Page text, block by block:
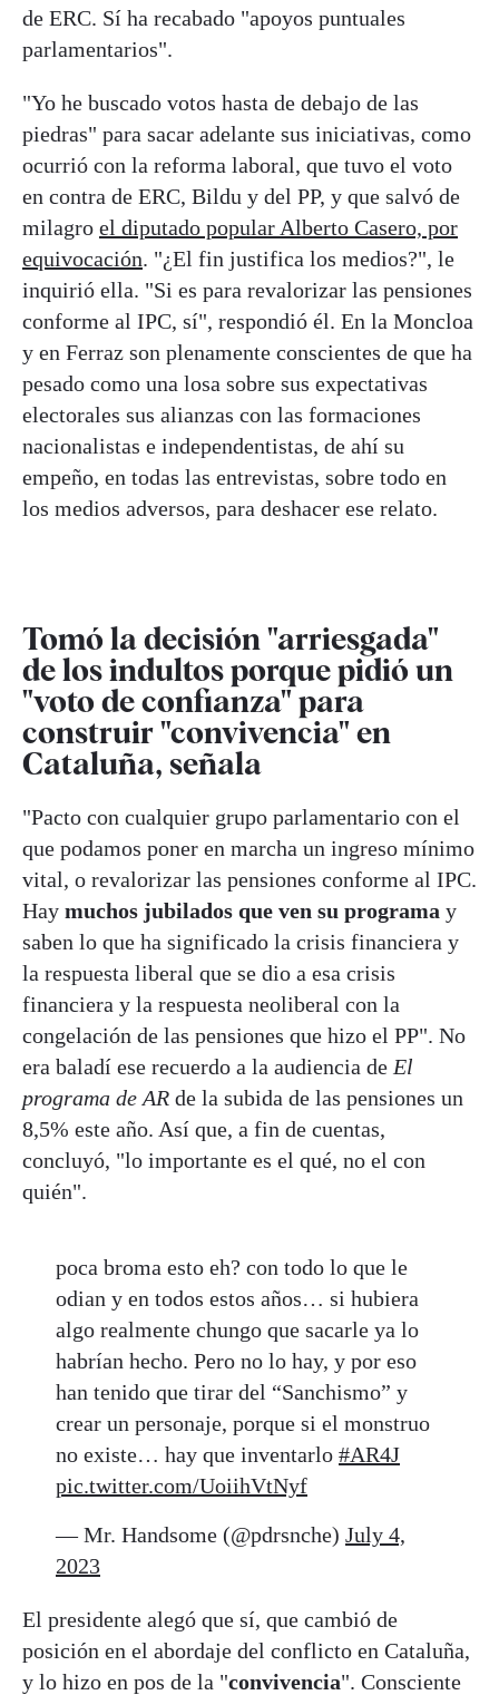
de ERC. Sí ha recabado "apoyos puntuales
parlamentarios".
"Yo he buscado votos hasta de debajo de las
piedras" para sacar adelante sus iniciativas, como
ocurrió con la reforma laboral, que tuvo el voto
en contra de ERC, Bildu y del PP, y que salvó de
milagro el diputado popular Alberto Casero, por
equivocación. "¿El fin justifica los medios?", le
inquirió ella. "Si es para revalorizar las pensiones
conforme al IPC, sí", respondió él. En la Moncloa
y en Ferraz son plenamente conscientes de que ha
pesado como una losa sobre sus expectativas
electorales sus alianzas con las formaciones
nacionalistas e independentistas, de ahí su
empeño, en todas las entrevistas, sobre todo en
los medios adversos, para deshacer ese relato.
Tomó la decisión "arriesgada"
de los indultos porque pidió un
"voto de confianza" para
construir "convivencia" en
Cataluña, señala
"Pacto con cualquier grupo parlamentario con el
que podamos poner en marcha un ingreso mínimo
vital, o revalorizar las pensiones conforme al IPC.
Hay muchos jubilados que ven su programa y
saben lo que ha significado la crisis financiera y
la respuesta liberal que se dio a esa crisis
financiera y la respuesta neoliberal con la
congelación de las pensiones que hizo el PP". No
era baladí ese recuerdo a la audiencia de El
programa de AR de la subida de las pensiones un
8,5% este año. Así que, a fin de cuentas,
concluyó, "lo importante es el qué, no el con
quién".
poca broma esto eh? con todo lo que le
odian y en todos estos años… si hubiera
algo realmente chungo que sacarle ya lo
habrían hecho. Pero no lo hay, y por eso
han tenido que tirar del “Sanchismo” y
crear un personaje, porque si el monstruo
no existe… hay que inventarlo #AR4J
pic.twitter.com/UoiihVtNyf
— Mr. Handsome (@pdrsnche) July 4,
2023
El presidente alegó que sí, que cambió de
posición en el abordaje del conflicto en Cataluña,
y lo hizo en pos de la "convivencia". Consciente